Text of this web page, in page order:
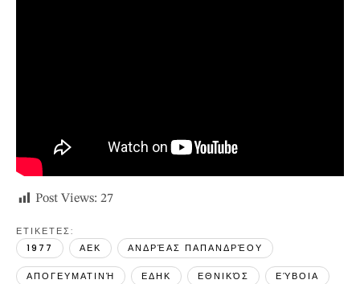
Post Views: 27
ΕΤΙΚΕΤΕΣ:
1977
ΑΕΚ ΑΝΔΡΈΑΣ ΠΑΠΑΝΔΡΈΟΥ
ΑΠΟΓΕΥΜΑΤΙΝΉ ΕΔΗΚ ΕΘΝΙΚΌΣ ΕΎΒΟΙΑ